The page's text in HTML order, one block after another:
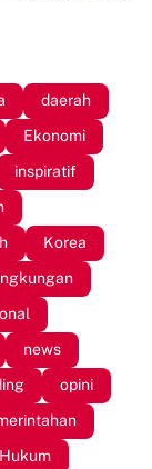
daerah
Ekonomi
inspiratif
Korea
news
opini